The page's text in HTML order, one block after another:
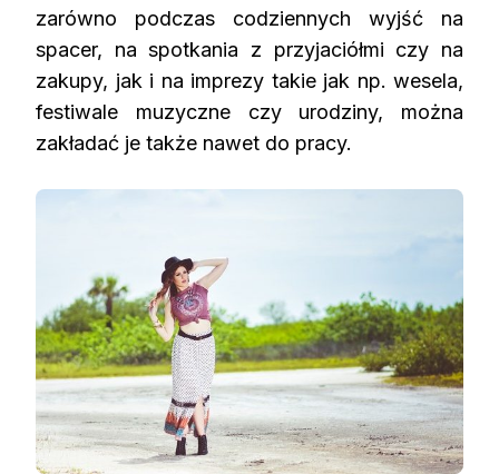
zarówno podczas codziennych wyjść na
spacer, na spotkania z przyjaciółmi czy na
zakupy, jak i na imprezy takie jak np. wesela,
festiwale muzyczne czy urodziny, można
zakładać je także nawet do pracy.